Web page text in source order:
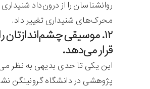
روانشناسان را از درون‌داد
محرک‌های شنیداری تغییر داد.
۱۲. موسیقی چشم‌اندازتان
قرار می‌دهد.
این یکی تا حدی بدیهی به نظر
پژوهشی در دانشگاه گرونینگن